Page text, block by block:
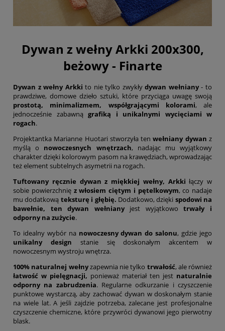
Dywan z wełny Arkki 200x300,
beżowy - Finarte
Dywan z wełny Arkki to nie tylko zwykłydywan wełniany- to
prawdziwe, domowe dzieło sztuki, które przyciąga uwagę swoją
prostotą, minimalizmem, współgrającymi kolorami, ale
jednocześnie zabawną grafiką i unikalnymi wycięciami w
rogach.
Projektantka Marianne Huotari stworzyła tenwełniany dywan z
myślą o nowoczesnych wnętrzach, nadając mu wyjątkowy
charakter dzięki kolorowym pasom na krawędziach, wprowadzając
też element subtelnych asymetrii na rogach.
Tuftowany ręcznie dywan z miękkiej wełny, Arkki łączy w
sobie powierzchnię z włosiem ciętym i pętelkowym, co nadaje
mu dodatkową teksturę i głębię. Dodatkowo, dzięki spodowi na
bawełnie, ten dywan wełnianyjest wyjątkowo trwały i
odporny na zużycie.
To idealny wybór na nowoczesny dywan do salonu, gdzie jego
unikalny design stanie się doskonałym akcentem w
nowoczesnym wystroju wnętrza.
100% naturalnej wełnyzapewnia nie tylko trwałość, ale również
łatwość w pielęgnacji, ponieważ materiał ten jest naturalnie
odporny na zabrudzenia. Regularne odkurzanie i czyszczenie
punktowe wystarczą, aby zachować dywan w doskonałym stanie
na wiele lat. A jeśli zajdzie potrzeba, zalecane jest profesjonalne
czyszczenie chemiczne, które przywróci dywanowi jego pierwotny
blask.